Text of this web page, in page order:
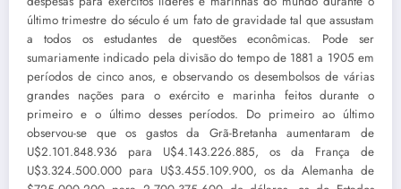
último trimestre do século é um fato de gravidade tal que assustam
a todos os estudantes de questões econômicas. Pode ser
sumariamente indicado pela divisão do tempo de 1881 a 1905 em
períodos de cinco anos, e observando os desembolsos de várias
grandes nações para o exército e marinha feitos durante o
primeiro e o último desses períodos. Do primeiro ao último
observou-se que os gastos da Grã-Bretanha aumentaram de
U$2.101.848.936 para U$4.143.226.885, os da França de
U$3.324.500.000 para U$3.455.109.900, os da Alemanha de